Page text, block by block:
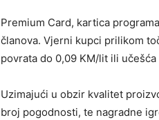
Premium Card, kartica
članova. Vjerni kupci prilikom
povrata do 0,09 KM/lit ili
Uzimajući u obzir kvalitet
broj pogodnosti, te nagradne